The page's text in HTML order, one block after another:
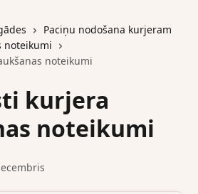
Paciņu nodošana kurjeram
noteikumi
noteikumi
kurjera
noteikumi